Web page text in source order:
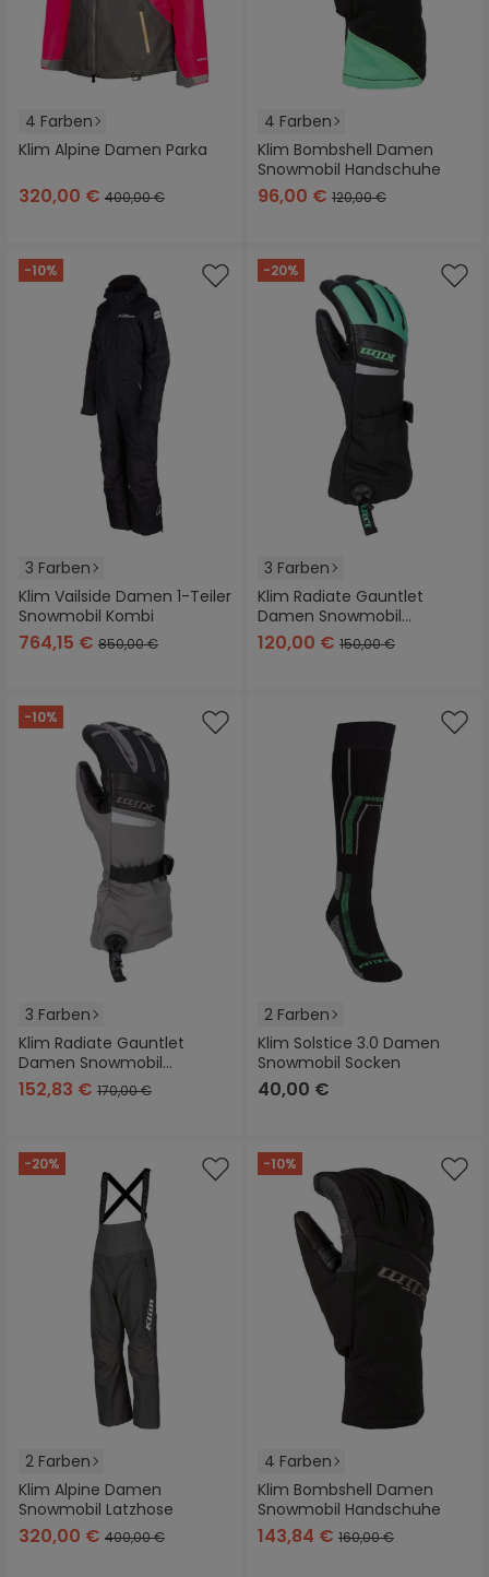
4 Farben
Klim Alpine Damen Parka
320,00 € 400,00 €
4 Farben
Klim Bombshell Damen
Snowmobil Handschuhe
96,00 € 120,00 €
-10%
3 Farben
Klim Vailside Damen 1-Teiler
Snowmobil Kombi
764,15 € 850,00 €
-20%
3 Farben
Klim Radiate Gauntlet
Damen Snowmobil
Handschuhe
120,00 € 150,00 €
-10%
3 Farben
Klim Radiate Gauntlet
Damen Snowmobil
Handschuhe
152,83 € 170,00 €
2 Farben
Klim Solstice 3.0 Damen
Snowmobil Socken
40,00 €
-20%
2 Farben
Klim Alpine Damen
Snowmobil Latzhose
320,00 € 400,00 €
-10%
4 Farben
Klim Bombshell Damen
Snowmobil Handschuhe
143,84 € 160,00 €